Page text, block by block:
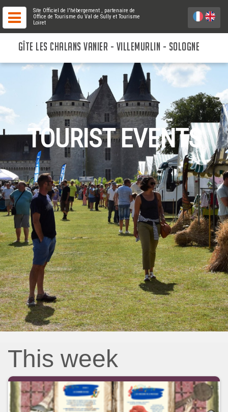
Site Officiel de l'hébergement , partenaire de
Office de Tourisme du Val de Sully et Tourisme
Loiret
GÎTE LES CHALANS VANIER - VILLEMURLIN - SOLOGNE
TOURIST EVENTS
This week